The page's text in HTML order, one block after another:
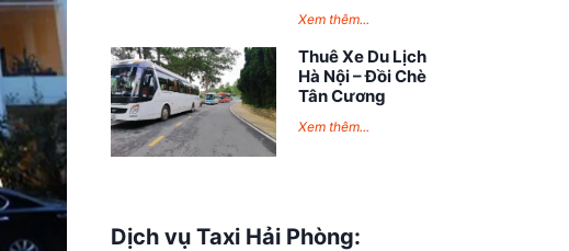
Xem thêm...
Thuê Xe Du Lịch
Hà Nội – Đồi Chè
Tân Cương
Xem thêm...
Dịch vụ Taxi Hải Phòng: